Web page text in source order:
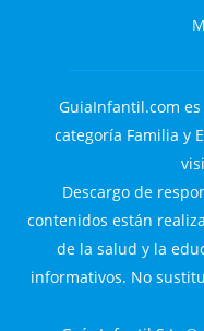
GuiaInfantil.com
categoría Familia y
Descargo de
contenidos están
de la salud y la
informativos. No